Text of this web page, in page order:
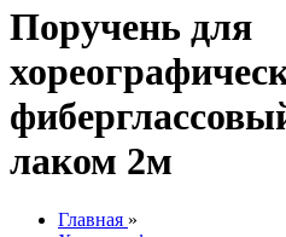
Поручень для
лаком 2м
Главная »